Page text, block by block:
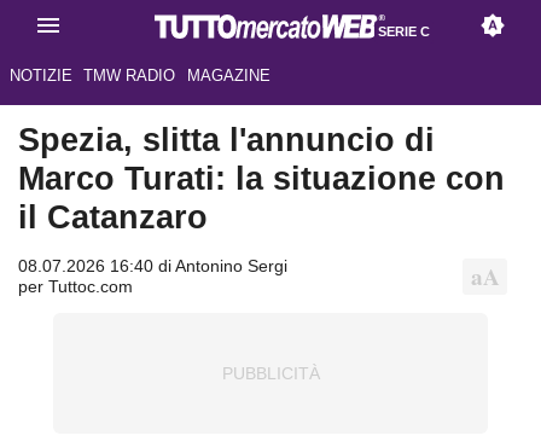
SERIE C
NOTIZIE TMW RADIO MAGAZINE
Spezia, slitta l'annuncio di
Marco Turati: la situazione con
il Catanzaro
08.07.2026 16:40 di Antonino Sergi
per Tuttoc.com